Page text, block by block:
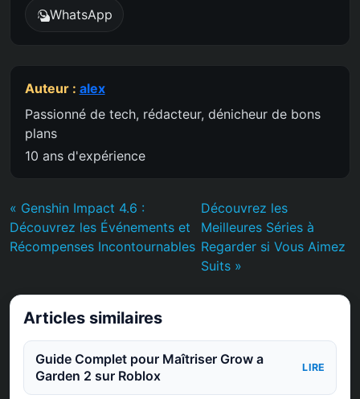
WhatsApp
Auteur : alex
Passionné de tech, rédacteur, dénicheur de bons
plans
10 ans d'expérience
« Genshin Impact 4.6 :
Découvrez les Événements et
Récompenses Incontournables
Découvrez les
Meilleures Séries à
Regarder si Vous Aimez
Suits »
Articles similaires
Guide Complet pour Maîtriser Grow a
Garden 2 sur Roblox
LIRE